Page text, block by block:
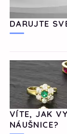
DARUJTE
VÍTE, JAK
NÁUŠNICE?